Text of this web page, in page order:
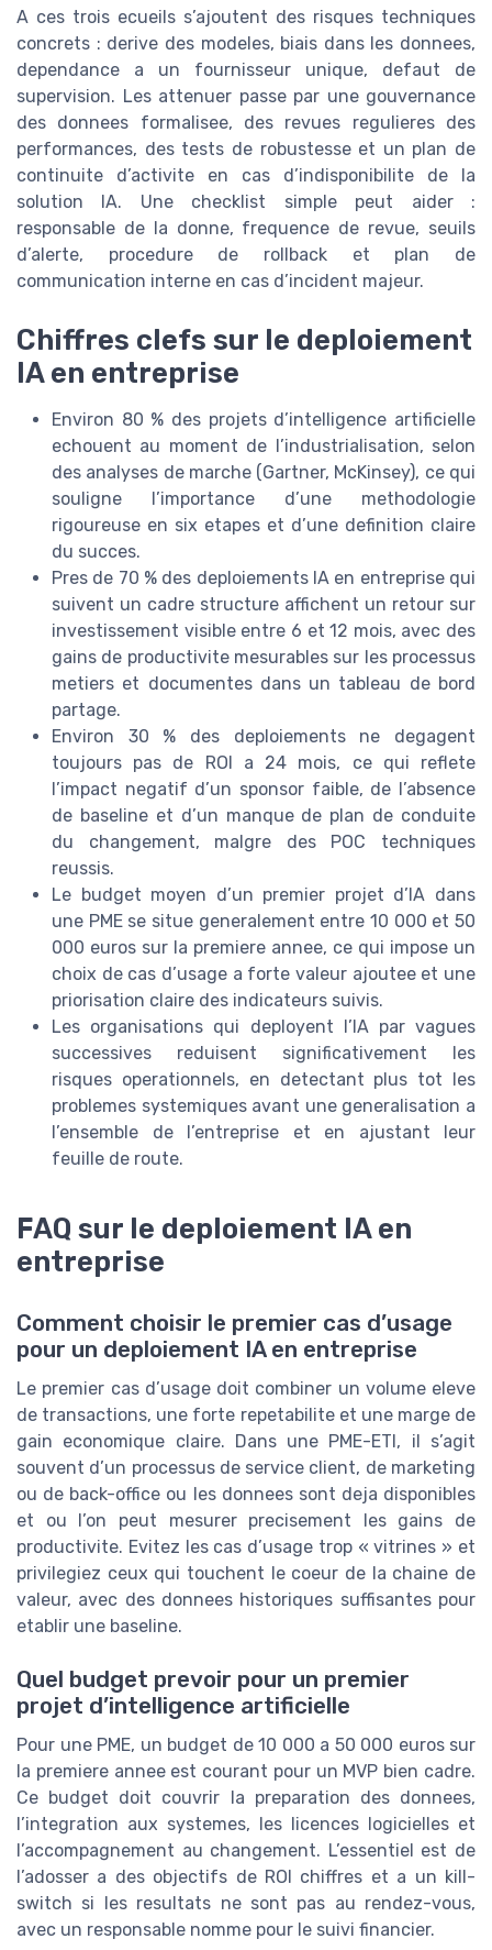
A ces trois ecueils s’ajoutent des risques techniques
concrets : derive des modeles, biais dans les donnees,
dependance a un fournisseur unique, defaut de
supervision. Les attenuer passe par une gouvernance
des donnees formalisee, des revues regulieres des
performances, des tests de robustesse et un plan de
continuite d’activite en cas d’indisponibilite de la
solution IA. Une checklist simple peut aider :
responsable de la donne, frequence de revue, seuils
d’alerte, procedure de rollback et plan de
communication interne en cas d’incident majeur.
Chiffres clefs sur le deploiement
IA en entreprise
Environ 80 % des projets d’intelligence artificielle
echouent au moment de l’industrialisation, selon
des analyses de marche (Gartner, McKinsey), ce qui
souligne l’importance d’une methodologie
rigoureuse en six etapes et d’une definition claire
du succes.
Pres de 70 % des deploiements IA en entreprise qui
suivent un cadre structure affichent un retour sur
investissement visible entre 6 et 12 mois, avec des
gains de productivite mesurables sur les processus
metiers et documentes dans un tableau de bord
partage.
Environ 30 % des deploiements ne degagent
toujours pas de ROI a 24 mois, ce qui reflete
l’impact negatif d’un sponsor faible, de l’absence
de baseline et d’un manque de plan de conduite
du changement, malgre des POC techniques
reussis.
Le budget moyen d’un premier projet d’IA dans
une PME se situe generalement entre 10 000 et 50
000 euros sur la premiere annee, ce qui impose un
choix de cas d’usage a forte valeur ajoutee et une
priorisation claire des indicateurs suivis.
Les organisations qui deployent l’IA par vagues
successives reduisent significativement les
risques operationnels, en detectant plus tot les
problemes systemiques avant une generalisation a
l’ensemble de l’entreprise et en ajustant leur
feuille de route.
FAQ sur le deploiement IA en
entreprise
Comment choisir le premier cas d’usage
pour un deploiement IA en entreprise
Le premier cas d’usage doit combiner un volume eleve
de transactions, une forte repetabilite et une marge de
gain economique claire. Dans une PME-ETI, il s’agit
souvent d’un processus de service client, de marketing
ou de back-office ou les donnees sont deja disponibles
et ou l’on peut mesurer precisement les gains de
productivite. Evitez les cas d’usage trop « vitrines » et
privilegiez ceux qui touchent le coeur de la chaine de
valeur, avec des donnees historiques suffisantes pour
etablir une baseline.
Quel budget prevoir pour un premier
projet d’intelligence artificielle
Pour une PME, un budget de 10 000 a 50 000 euros sur
la premiere annee est courant pour un MVP bien cadre.
Ce budget doit couvrir la preparation des donnees,
l’integration aux systemes, les licences logicielles et
l’accompagnement au changement. L’essentiel est de
l’adosser a des objectifs de ROI chiffres et a un kill-
switch si les resultats ne sont pas au rendez-vous,
avec un responsable nomme pour le suivi financier.